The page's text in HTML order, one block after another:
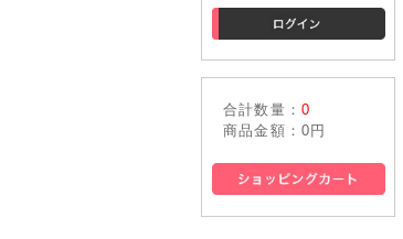
合計数量：0
商品金額：0円